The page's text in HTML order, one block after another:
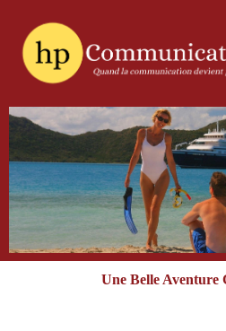
Une Belle Aventure